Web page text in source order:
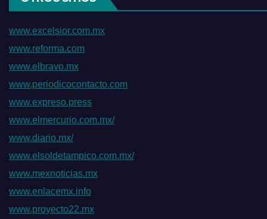
www.excelsior.com.mx
www.reforma.com
www.elbravo.mx
www.periodicocontacto.com
www.expreso.press
www.elmercurio.com.mx/
www.diario.mx/
www.elsoldetampico.com.mx/
www.mexnoticias.mx
www.enlacemx.info
www.proyecto22.mx